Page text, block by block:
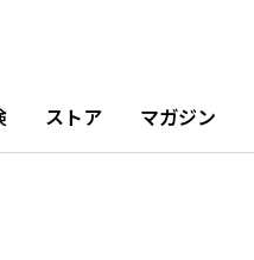
ストア マガジン